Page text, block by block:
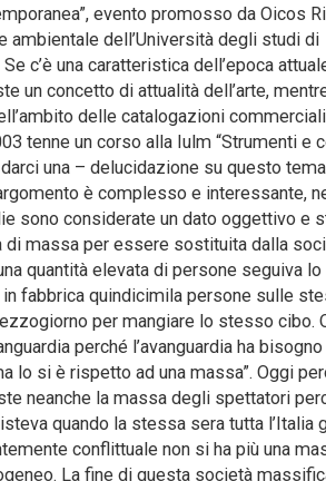
evento promosso da Oicos
ambientale dell’Università degli studi di
c’è una caratteristica dell’epoca
un concetto di attualità dell’arte,
delle catalogazioni
tenne un corso alla Iulm “Strumenti e
una – delucidazione su questo
è complesso e interessante,
sono considerate un dato oggettivo e
di massa per essere sostituita dalla
quantità elevata di persone seguiva
fabbrica quindicimila persone sulle
per mangiare lo stesso cibo.
perché l’avanguardia ha bisogno
lo si è rispetto ad una massa”. Oggi
neanche la massa degli spettatori
quando la stessa sera tutta l’Italia
conflittuale non si ha più una
La fine di questa società